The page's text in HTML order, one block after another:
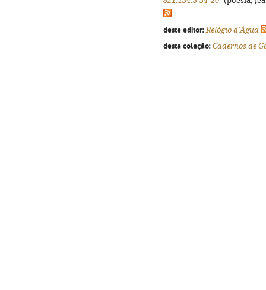
deste editor: Relógio d'Água
desta coleção: Cadernos de